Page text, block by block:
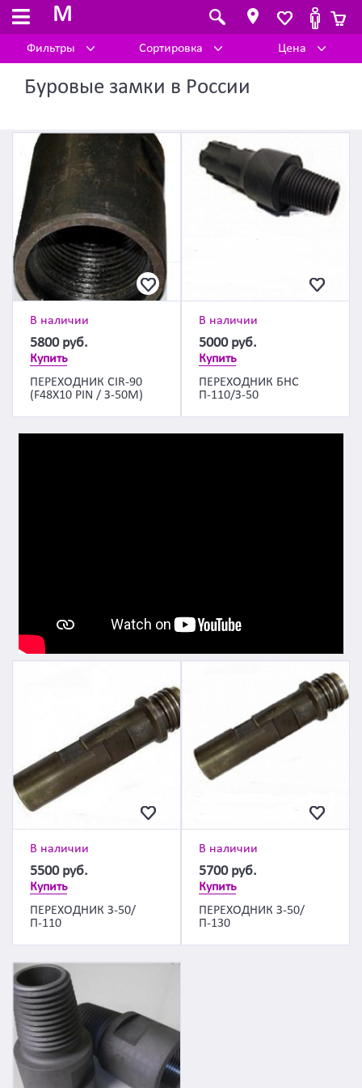
M
Фильтры Сортировка Цена
Буровые замки в России
В наличии
5800 руб.
Купить
ПЕРЕХОДНИК CIR-90
(F48X10 PIN / З-50М)
В наличии
5000 руб.
Купить
ПЕРЕХОДНИК БНС
П-110/З-50
В наличии
5500 руб.
Купить
ПЕРЕХОДНИК З-50/
П-110
В наличии
5700 руб.
Купить
ПЕРЕХОДНИК З-50/
П-130